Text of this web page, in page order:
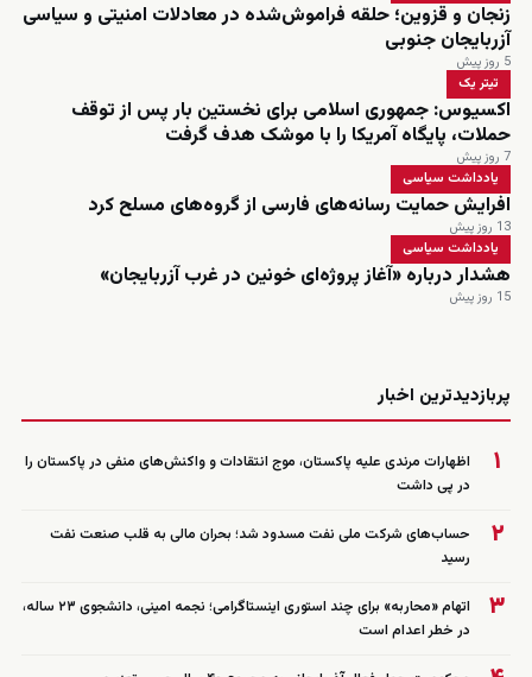
زنجان و قزوین؛ حلقه فراموش‌شده در معادلات امنیتی و سیاسی
آزربایجان جنوبی
5 روز پیش
تیتر یک
اکسیوس: جمهوری اسلامی برای نخستین بار پس از توقف
حملات، پایگاه آمریکا را با موشک هدف گرفت
7 روز پیش
یادداشت سیاسی
افرایش حمایت رسانه‌های فارسی از گروه‌های مسلح کرد
13 روز پیش
یادداشت سیاسی
هشدار درباره «آغاز پروژه‌ای خونین در غرب آزربایجان»
15 روز پیش
پربازدیدترین اخبار
۱
اظهارات مرندی علیه پاکستان، موج انتقادات و واکنش‌های منفی در پاکستان را
در پی داشت
۲
حساب‌های شرکت ملی نفت مسدود شد؛ بحران مالی به قلب صنعت نفت
رسید
۳
اتهام «محاربه» برای چند استوری اینستاگرامی؛ نجمه امینی، دانشجوی ۲۳ ساله،
در خطر اعدام است